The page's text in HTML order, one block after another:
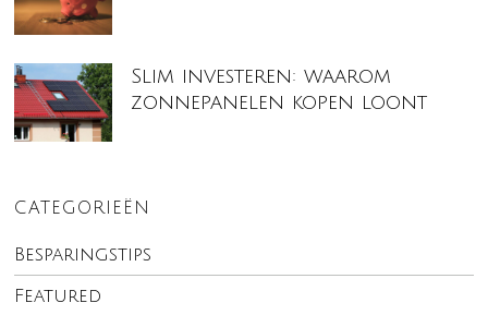
Slim investeren: waarom
zonnepanelen kopen loont
CATEGORIEËN
Besparingstips
Featured